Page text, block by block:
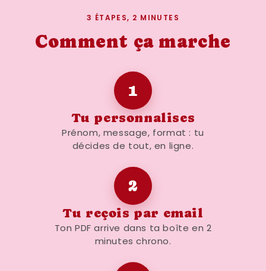
3 ÉTAPES, 2 MINUTES
Comment ça marche
1
Tu personnalises
Prénom, message, format : tu
décides de tout, en ligne.
2
Tu reçois par email
Ton PDF arrive dans ta boîte en 2
minutes chrono.